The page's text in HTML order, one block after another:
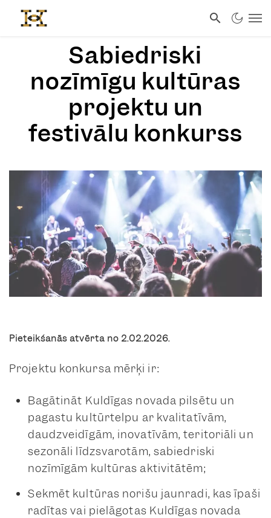
Sabiedriski
nozīmīgu kultūras
projektu un
festivālu konkurss
Pieteikšanās atvērta no 2.02.2026.
Projektu konkursa mērķi ir:
Bagātināt Kuldīgas novada pilsētu un
pagastu kultūrtelpu ar kvalitatīvām,
daudzveidīgām, inovatīvām, teritoriāli un
sezonāli līdzsvarotām, sabiedriski
nozīmīgām kultūras aktivitātēm;
Sekmēt kultūras norišu jaunradi, kas īpaši
radītas vai pielāgotas Kuldīgas novada